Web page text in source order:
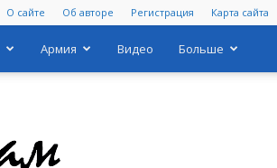
О сайте Об авторе Регистрация Карта сайта
Армия Видео Больше